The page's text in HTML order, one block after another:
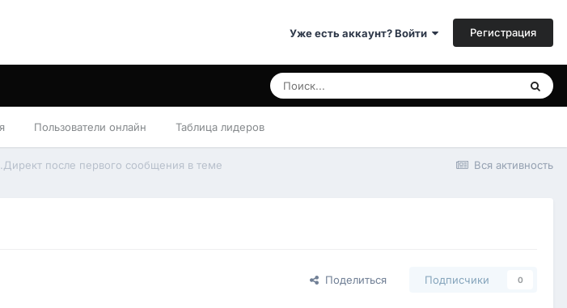
Уже есть аккаунт? Войти Регистрация
Пользователи онлайн Таблица лидеров
Вся активность
после первого сообщения в теме
Поделиться Подписчики 0